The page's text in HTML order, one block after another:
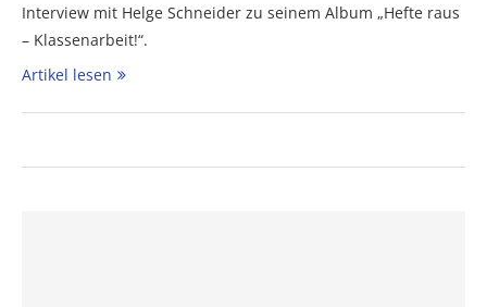
Interview mit Helge Schneider zu seinem Album „Hefte raus
– Klassenarbeit!“.
Artikel lesen